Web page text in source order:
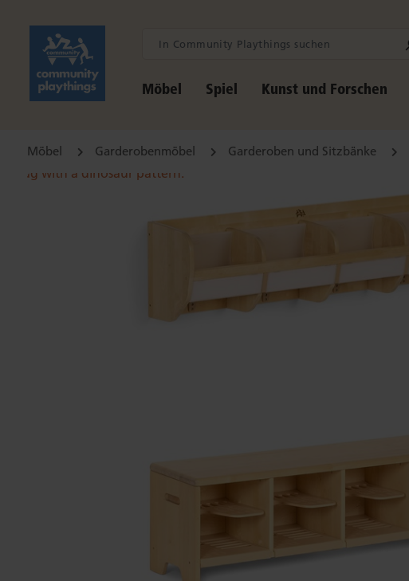
Möbel Spiel Kunst und Forschen
Möbel Garderobenmöbel Garderoben und Sitzbänke